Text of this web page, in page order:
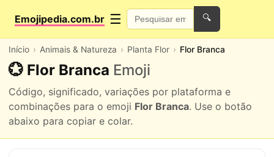
Emojipedia.com.br ☰ 🔍
Início Animais & Natureza Planta Flor Flor Branca
💮 Flor Branca Emoji
Código, significado, variações por plataforma e
combinações para o emoji Flor Branca. Use o botão
abaixo para copiar e colar.